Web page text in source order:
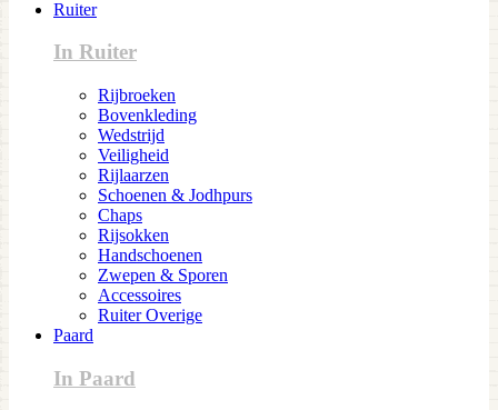
Ruiter
In Ruiter
Rijbroeken
Bovenkleding
Wedstrijd
Veiligheid
Rijlaarzen
Schoenen & Jodhpurs
Chaps
Rijsokken
Handschoenen
Zwepen & Sporen
Accessoires
Ruiter Overige
Paard
In Paard